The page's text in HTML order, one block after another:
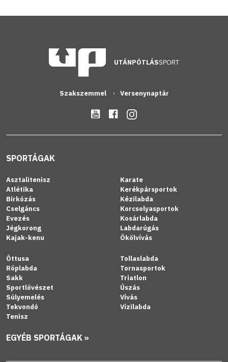
UTÁNPÓTLÁSSPORT
Szakszemmel Versenynaptár
SPORTÁGAK
Asztalitenisz
Atlétika
Birkózás
Cselgáncs
Evezés
Jégkorong
Kajak-kenu
Karate
Kerékpársportok
Kézilabda
Korcsolyasportok
Kosárlabda
Labdarúgás
Ökölvívás
Öttusa
Röplabda
Sakk
Sportlövészet
Súlyemelés
Tekvondó
Tenisz
Tollaslabda
Tornasportok
Triatlon
Úszás
Vívás
Vízilabda
EGYÉB SPORTÁGAK »